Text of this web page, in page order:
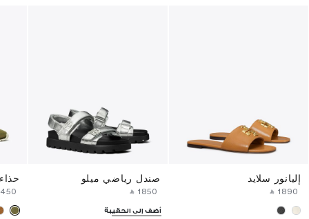
إليانور سلايد
‎ ⃁ ⁦1890⁩ ‎
صندل رياضي ميلو
‎ ⃁ ⁦1850⁩ ‎
أضف إلى الحقيبة